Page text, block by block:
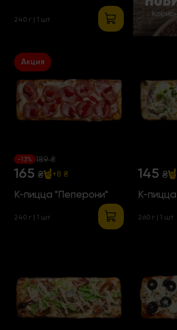
240 г | 1 шт
Акция
-13% 189 ₴
165 ₴ +8 ₴
К-пицца "Пеперони"
240 г | 1 шт
145 ₴
К-
260 г | 1 шт